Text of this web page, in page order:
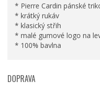
* Pierre Cardin pánské
* krátký rukáv
* klasický střih
* malé gumové logo na
* 100% bavlna
DOPRAVA